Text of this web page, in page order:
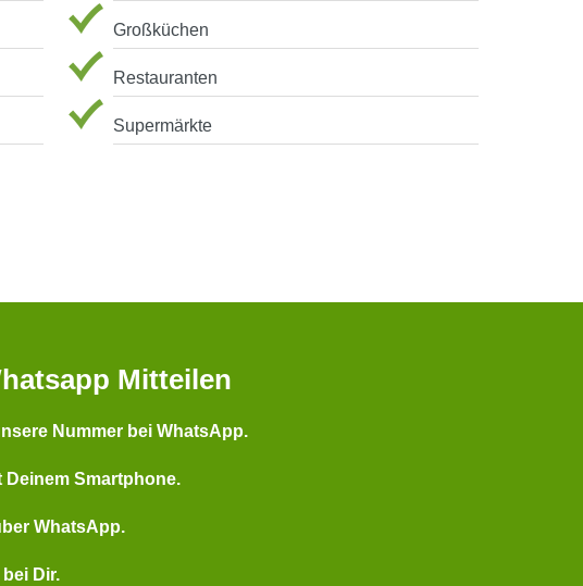
Großküchen
Restauranten
Supermärkte
Mitteilen
Nummer bei WhatsApp.
Deinem Smartphone.
WhatsApp.
Dir.